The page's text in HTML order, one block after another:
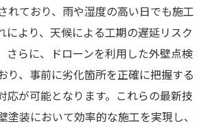
れており、雨や湿度の高い日でも施工
により、天候による工期の遅延リスク
さらに、ドローンを利用した外壁点検
り、事前に劣化箇所を正確に把握する
応が可能となります。これらの最新技
塗装において効率的な施工を実現し、